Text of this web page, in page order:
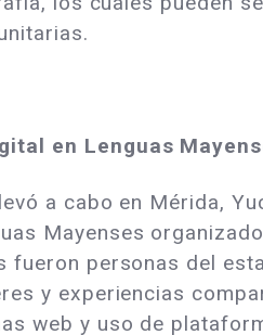
en Lenguas
a cabo en Mérida,
Mayenses
fueron personas del
y experiencias
web y uso de